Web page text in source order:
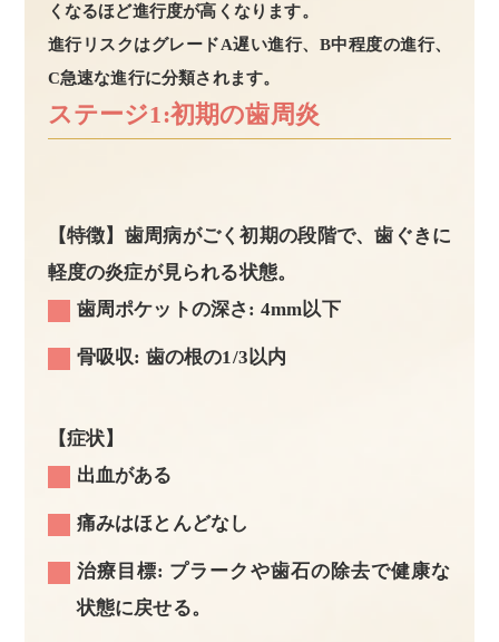
くなるほど進行度が高くなります。
進行リスクはグレードA遅い進行、B中程度の進行、
C急速な進行に分類されます。
ステージ1:初期の歯周炎
【特徴】歯周病がごく初期の段階で、歯ぐきに
軽度の炎症が見られる状態。
歯周ポケットの深さ: 4mm以下
骨吸収: 歯の根の1/3以内
【症状】
出血がある
痛みはほとんどなし
治療目標: プラークや歯石の除去で健康な
状態に戻せる。